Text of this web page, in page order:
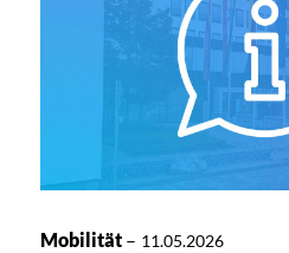
Mobilität– 11.05.2026